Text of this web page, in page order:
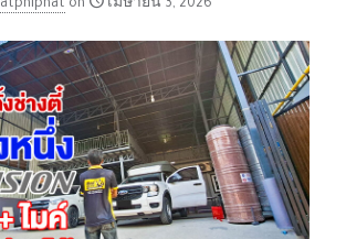
on เมษายน 3, 2026